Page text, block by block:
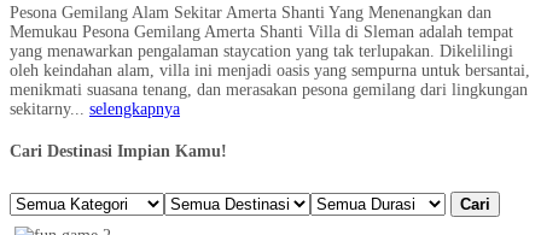
Pesona Gemilang Alam Sekitar Amerta Shanti Yang Menenangkan dan
Memukau Pesona Gemilang Amerta Shanti Villa di Sleman adalah tempat
yang menawarkan pengalaman staycation yang tak terlupakan. Dikelilingi
oleh keindahan alam, villa ini menjadi oasis yang sempurna untuk bersantai,
menikmati suasana tenang, dan merasakan pesona gemilang dari lingkungan
sekitarny... selengkapnya
Cari Destinasi Impian Kamu!
Cari